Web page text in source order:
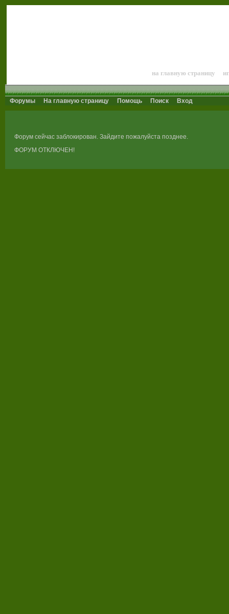
на главную страницу
Форумы На главную страницу Помощь Поиск Вход
Форум сейчас заблокирован. Зайдите пожалуйста позднее.
ФОРУМ ОТКЛЮЧЕН!